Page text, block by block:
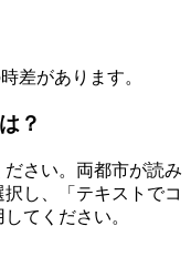
差があります。
？
ださい。両都市が読み
し、「テキストでコ
てください。